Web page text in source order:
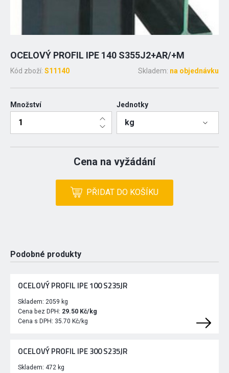
OCELOVÝ PROFIL IPE 140 S355J2+AR/+M
Kód zboží: S11140 Skladem: na objednávku
Množství Jednotky
kg
Cena na vyžádání
PŘIDAT DO KOŠÍKU
Podobné produkty
OCELOVÝ PROFIL IPE 100 S235JR
Skladem: 2059 kg
Cena bez DPH: 29.50 Kč/kg
Cena s DPH: 35.70 Kč/kg
OCELOVÝ PROFIL IPE 300 S235JR
Skladem: 472 kg